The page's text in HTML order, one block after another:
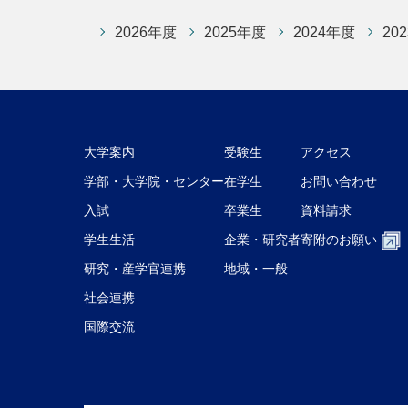
2026年度 2025年度 2024年度
大学案内
学部・大学院・センター
入試
学生生活
研究・産学官連携
社会連携
国際交流
受験生
在学生
卒業生
企業・研究者
地域・一般
アクセス
お問い合わせ
資料請求
寄附のお願い